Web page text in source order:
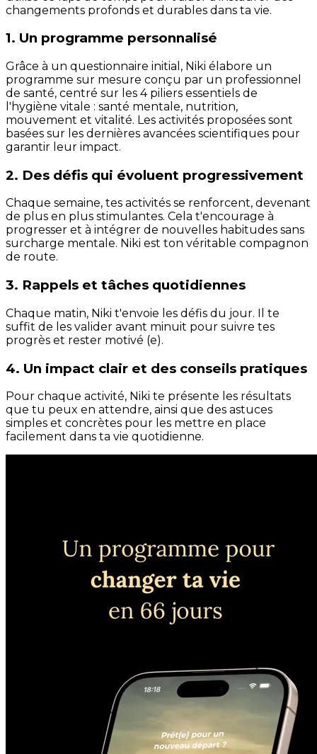
changements profonds et durables dans ta vie.
1. Un programme personnalisé
Grâce à un questionnaire initial, Niki élabore un
programme sur mesure conçu par un professionnel
de santé, centré sur les 4 piliers essentiels de
l'hygiène vitale : santé mentale, nutrition,
mouvement et vitalité. Les activités proposées sont
basées sur les dernières avancées scientifiques pour
garantir leur impact.
2. Des défis qui évoluent progressivement
Chaque semaine, tes activités se renforcent, devenant
de plus en plus stimulantes. Cela t'encourage à
progresser et à intégrer de nouvelles habitudes sans
surcharge mentale. Niki est ton véritable compagnon
de route.
3. Rappels et tâches quotidiennes
Chaque matin, Niki t'envoie les défis du jour. Il te
suffit de les valider avant minuit pour suivre tes
progrès et rester motivé (e).
4. Un impact clair et des conseils pratiques
Pour chaque activité, Niki te présente les résultats
que tu peux en attendre, ainsi que des astuces
simples et concrètes pour les mettre en place
facilement dans ta vie quotidienne.